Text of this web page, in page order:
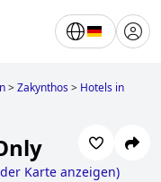
>Zakynthos> Hotels in
Karte anzeigen)